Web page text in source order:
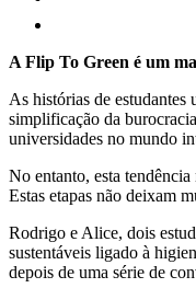
A Flip To Green é um
As histórias de estudantes
simplificação da
universidades no mundo
No entanto, esta
Estas etapas não deixam
Rodrigo e Alice, dois
sustentáveis ligado à
depois de uma série de